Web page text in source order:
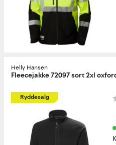
Helly Hansen
Fleecejakke 72097 sort 2xl
Ryddesalg